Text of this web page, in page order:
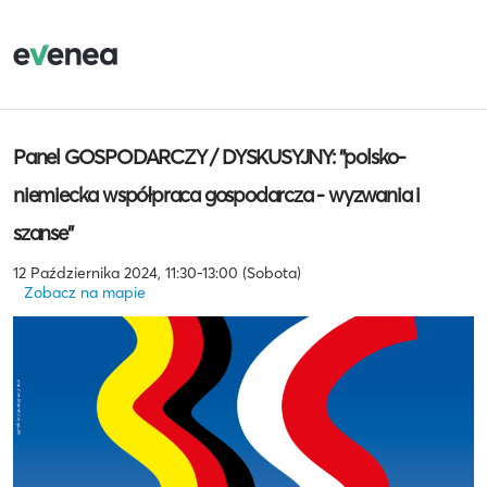
Panel GOSPODARCZY / DYSKUSYJNY: "polsko-
niemiecka współpraca gospodarcza - wyzwania i
szanse"
12 Października 2024, 11:30-13:00 (Sobota)
Zobacz na mapie